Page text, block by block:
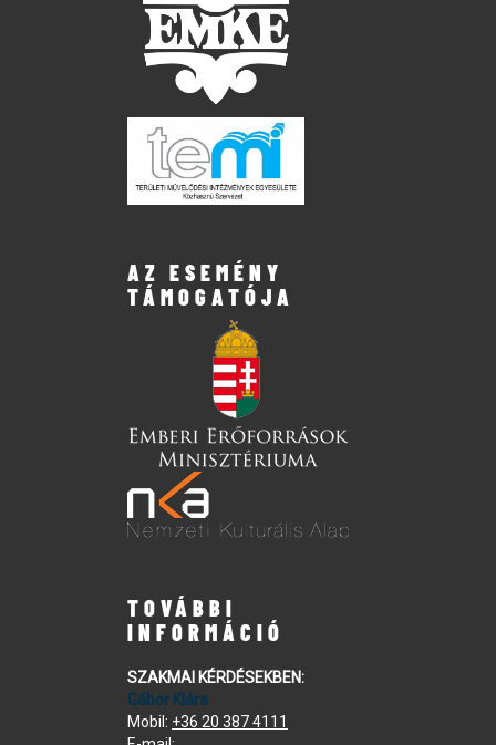
AZ ESEMÉNY
TÁMOGATÓJA
TOVÁBBI
INFORMÁCIÓ
SZAKMAI KÉRDÉSEKBEN:
Gábor Klára
Mobil: +36 20 387 4111